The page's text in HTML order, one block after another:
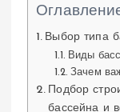
Выбор типа
Виды
Зачем
Подбор
бассейна и